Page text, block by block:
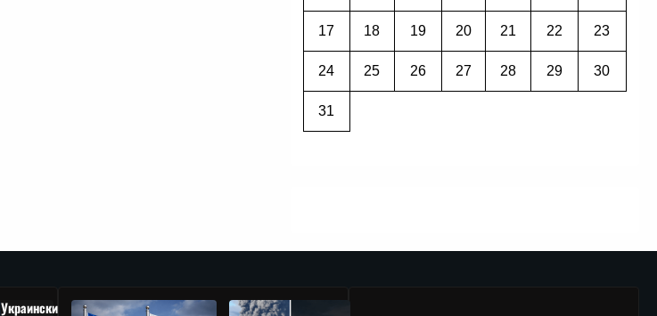
17 18 19 20 21 22 23
24 25 26 27 28 29 30
31
Украински